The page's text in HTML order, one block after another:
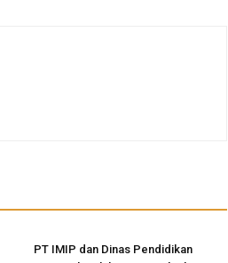
PT IMIP dan Dinas Pendidikan